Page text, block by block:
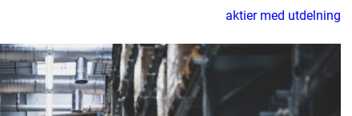
aktier med utdelning